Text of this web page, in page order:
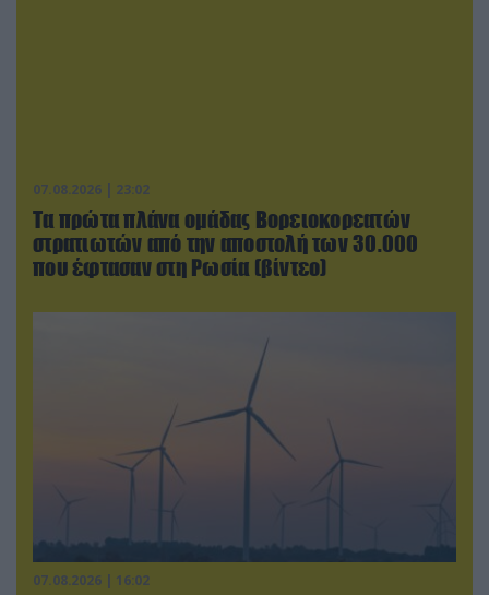
07.08.2026 | 23:02
Τα πρώτα πλάνα ομάδας Βορειοκορεατών
στρατιωτών από την αποστολή των 30.000
που έφτασαν στη Ρωσία (βίντεο)
07.08.2026 | 16:02